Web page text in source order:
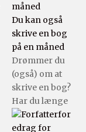
Du kan også
skrive en bog
på en måned
Drømmer du
(også) om at
skrive en bog?
Har du længe